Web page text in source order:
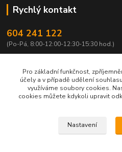
Rychlý kontakt
604 241 122
(Po-Pá, 8:00-12:00-12:30-15:30 hod.)
Copyright © 2022 Ing. Miloš Hušek -
Jakékoliv užití obsahu včetně převzetí,
Pro základní funkčnost,
účely a v případě udělení
využíváme soubory cookies.
cookies můžete kdykoli upravit
Nastavení